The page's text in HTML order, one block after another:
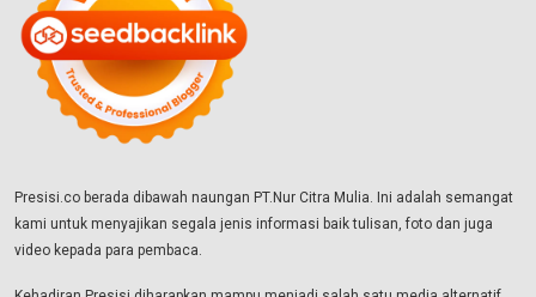
Presisi.co berada dibawah naungan PT.Nur Citra Mulia. Ini adalah semangat
kami untuk menyajikan segala jenis informasi baik tulisan, foto dan juga
video kepada para pembaca.